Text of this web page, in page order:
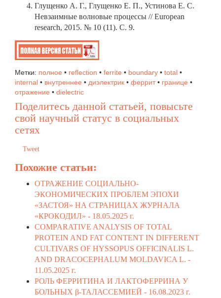
Глущенко А. Г., Глущенко Е. П., Устинова Е. С.
Невзаимные волновые процессы // European
research, 2015. № 10 (11). С. 9.
Метки: полное • reflection • ferrite • boundary • total •
internal • внутреннее • диэлектрик • феррит• границе •
отражение • dielectric
Поделитесь данной статьей, повысьте
свой научный статус в социальных
сетях
Tweet
Похожие статьи:
ОТРАЖЕНИЕ СОЦИАЛЬНО-
ЭКОНОМИЧЕСКИХ ПРОБЛЕМ ЭПОХИ
«ЗАСТОЯ» НА СТРАНИЦАХ ЖУРНАЛА
«КРОКОДИЛ» - 18.05.2025 г.
COMPARATIVE ANALYSIS OF TOTAL
PROTEIN AND FAT CONTENT IN DIFFERENT
CULTIVARS OF HYSSOPUS OFFICINALIS L.
AND DRACOCEPHALUM MOLDAVICA L. -
11.05.2025 г.
РОЛЬ ФЕРРИТИНА И ЛАКТОФЕРРИНА У
БОЛЬНЫХ β-ТАЛАССЕМИЕЙ - 16.08.2023 г.